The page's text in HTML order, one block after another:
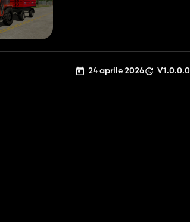
24 aprile 2026 V1.0.0.0